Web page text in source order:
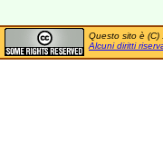
Questo sito è
Alcuni diritti